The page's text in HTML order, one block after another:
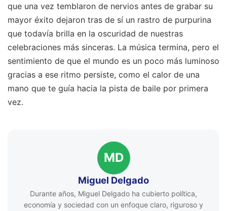
que una vez temblaron de nervios antes de grabar su
mayor éxito dejaron tras de sí un rastro de purpurina
que todavía brilla en la oscuridad de nuestras
celebraciones más sinceras. La música termina, pero el
sentimiento de que el mundo es un poco más luminoso
gracias a ese ritmo persiste, como el calor de una
mano que te guía hacia la pista de baile por primera
vez.
MD
Miguel Delgado
Durante años, Miguel Delgado ha cubierto política,
economía y sociedad con un enfoque claro, riguroso y